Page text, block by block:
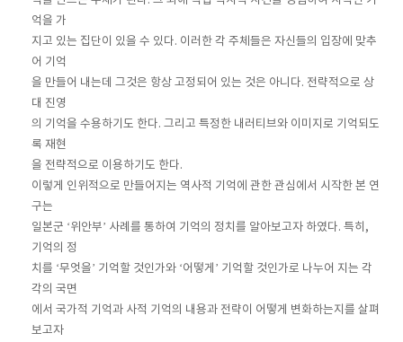
억을 가
지고 있는 집단이 있을 수 있다. 이러한 각 주체들은 자신들의 입장에 맞추
어 기억
을 만들어 내는데 그것은 항상 고정되어 있는 것은 아니다. 전략적으로 상
대 진영
의 기억을 수용하기도 한다. 그리고 특정한 내러티브와 이미지로 기억되도
록 재현
을 전략적으로 이용하기도 한다.
이렇게 인위적으로 만들어지는 역사적 기억에 관한 관심에서 시작한 본 연
구는
일본군 ‘위안부’ 사례를 통하여 기억의 정치를 알아보고자 하였다. 특히,
기억의 정
치를 ‘무엇을’ 기억할 것인가와 ‘어떻게’ 기억할 것인가로 나누어 지는 각
각의 국면
에서 국가적 기억과 사적 기억의 내용과 전략이 어떻게 변화하는지를 살펴
보고자